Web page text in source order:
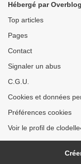
Hébergé par Overblog
Top articles
Pages
Contact
Signaler un abus
C.G.U.
Cookies et données
Préférences cookies
Voir le profil de